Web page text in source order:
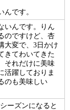
です。
いんです。りん
のですけど、杏
大変で、3日かけ
きてわいてきた
それだけに美味
活躍しておりま
のも美味しい
ーズンになると